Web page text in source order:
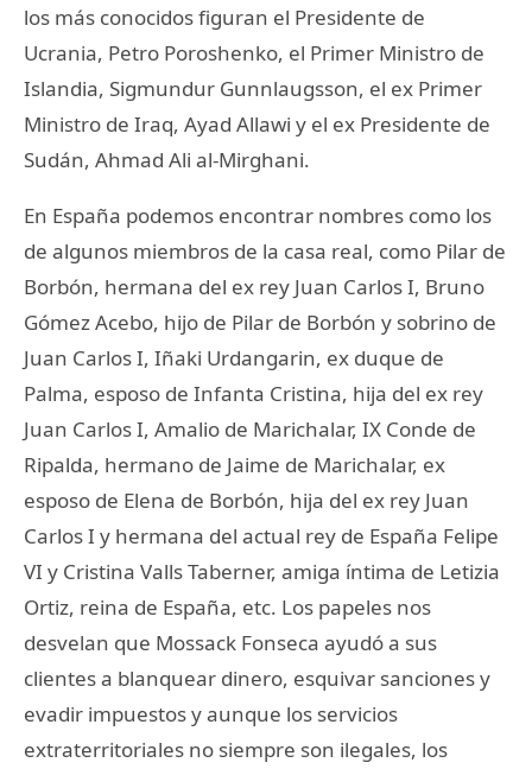
los más conocidos figuran el Presidente de
Ucrania, Petro Poroshenko, el Primer Ministro de
Islandia, Sigmundur Gunnlaugsson, el ex Primer
Ministro de Iraq, Ayad Allawi y el ex Presidente de
Sudán, Ahmad Ali al-Mirghani.
En España podemos encontrar nombres como los
de algunos miembros de la casa real, como Pilar de
Borbón, hermana del ex rey Juan Carlos I, Bruno
Gómez Acebo, hijo de Pilar de Borbón y sobrino de
Juan Carlos I, Iñaki Urdangarin, ex duque de
Palma, esposo de Infanta Cristina, hija del ex rey
Juan Carlos I, Amalio de Marichalar, IX Conde de
Ripalda, hermano de Jaime de Marichalar, ex
esposo de Elena de Borbón, hija del ex rey Juan
Carlos I y hermana del actual rey de España Felipe
VI y Cristina Valls Taberner, amiga íntima de Letizia
Ortiz, reina de España, etc. Los papeles nos
desvelan que Mossack Fonseca ayudó a sus
clientes a blanquear dinero, esquivar sanciones y
evadir impuestos y aunque los servicios
extraterritoriales no siempre son ilegales, los